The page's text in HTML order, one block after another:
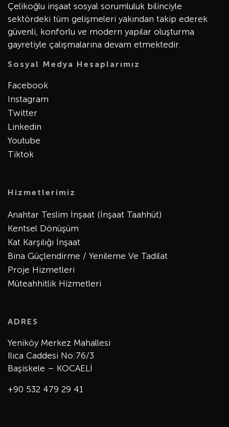
Çelikoğlu inşaat sosyal sorumluluk bilinciyle
sektördeki tüm gelişmeleri yakından takip ederek
güvenli, konforlu ve modern yapılar oluşturma
gayretiyle çalışmalarına devam etmektedir.
Sosyal Medya Hesaplarımız
Facebook
Instagram
Twitter
Linkedin
Youtube
Tiktok
Hizmetlerimiz
Anahtar Teslim İnşaat (İnşaat Taahhüt)
Kentsel Dönüşüm
Kat Karşılığı İnşaat
Bina Güçlendirme / Yenileme Ve Tadilat
Proje Hizmetleri
Müteahhitlik Hizmetleri
ADRES
Yeniköy Merkez Mahallesi
Ilıca Caddesi No:76/3
Başiskele – KOCAELİ
+90 532 479 29 41